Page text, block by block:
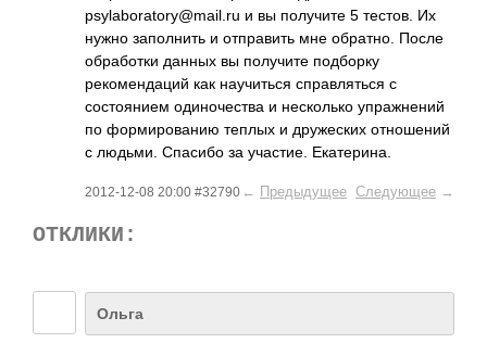
psylaboratory@ma­il.ru и вы получите 5 тестов. Их
нужно заполнить и отправить мне обратно. После
обработки данных вы получите подборку
рекомендаций как научиться справляться с
состоянием одиночества и несколько упражнений
по формированию теплых и дружеских отношений
с людьми. Спасибо за участие. Екатерина.
2012-12-08 20:00 #32790 ← Предыдущее Следующее →
ОТКЛИКИ:
Ольга